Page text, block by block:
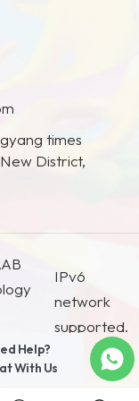
times
District,
IPv6
network
supported.
Help?
With Us